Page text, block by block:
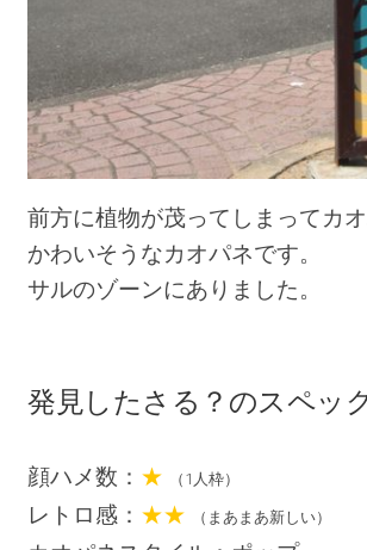
前方に植物が茂ってしまってカ
かわいそうなカオパネです。
サルのゾーンにありました。
発見したさる？のスペッ
顔ハメ数： ★ （1人枠）
レトロ感： ★★ （まあまあ新しい）